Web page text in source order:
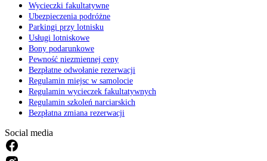
Wycieczki fakultatywne
Ubezpieczenia podróżne
Parkingi przy lotnisku
Usługi lotniskowe
Bony podarunkowe
Pewność niezmiennej ceny
Bezpłatne odwołanie rezerwacji
Regulamin miejsc w samolocie
Regulamin wycieczek fakultatywnych
Regulamin szkoleń narciarskich
Bezpłatna zmiana rezerwacji
Social media